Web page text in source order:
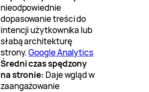
nieodpowiednie
dopasowanie treści do
intencji użytkownika lub
słabą architekturę
strony.Google Analytics
Średni czas spędzony
na stronie: Daje wgląd w
zaangażowanie